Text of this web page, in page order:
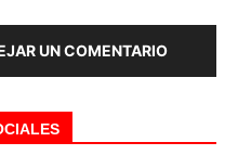
UN COMENTARIO